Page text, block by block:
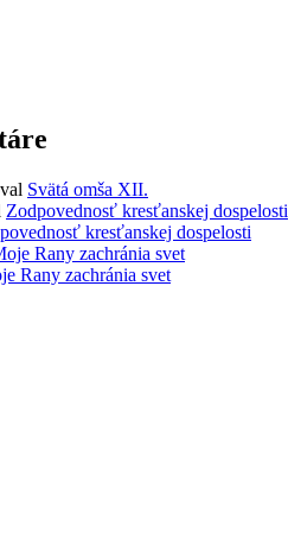
Svätá omša XII.
Zodpovednosť kresťanskej dospelosti
kresťanskej dospelosti
Rany zachránia svet
Rany zachránia svet